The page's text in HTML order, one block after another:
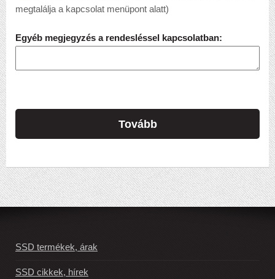
megtalálja a kapcsolat menüpont alatt)
Egyéb megjegyzés a rendesléssel kapcsolatban:
Tovább
SSD termékek, árak
SSD cikkek, hírek